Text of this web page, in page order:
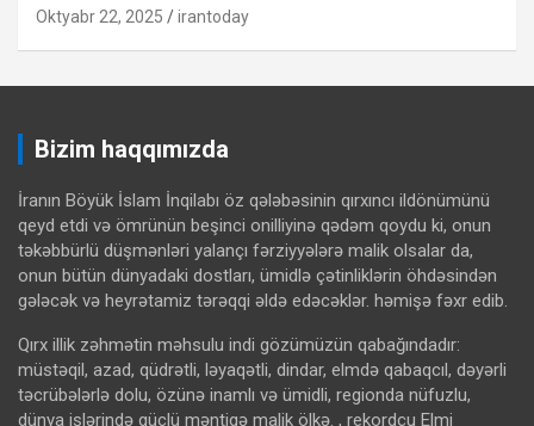
Oktyabr 22, 2025 irantoday
Bizim haqqımızda
İranın Böyük İslam İnqilabı öz qələbəsinin qırxıncı ildönümünü
qeyd etdi və ömrünün beşinci onilliyinə qədəm qoydu ki, onun
təkəbbürlü düşmənləri yalançı fərziyyələrə malik olsalar da,
onun bütün dünyadaki dostları, ümidlə çətinliklərin öhdəsindən
gələcək və heyrətamiz tərəqqi əldə edəcəklər. həmişə fəxr edib.
Qırx illik zəhmətin məhsulu indi gözümüzün qabağındadır:
müstəqil, azad, qüdrətli, ləyaqətli, dindar, elmdə qabaqcıl, dəyərli
təcrübələrlə dolu, özünə inamlı və ümidli, regionda nüfuzlu,
dünya işlərində güclü məntiqə malik ölkə. , rekordçu Elmi